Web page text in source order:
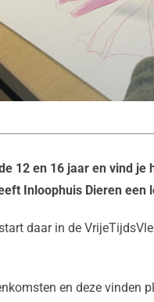
12 en 16 jaar en vind
Inloophuis Dieren een
daar in de
en deze vinden